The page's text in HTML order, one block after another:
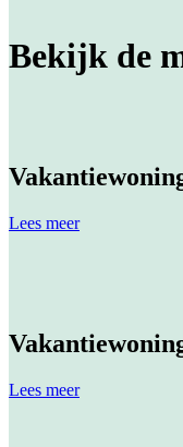
Bekijk de
Lees meer
Lees meer